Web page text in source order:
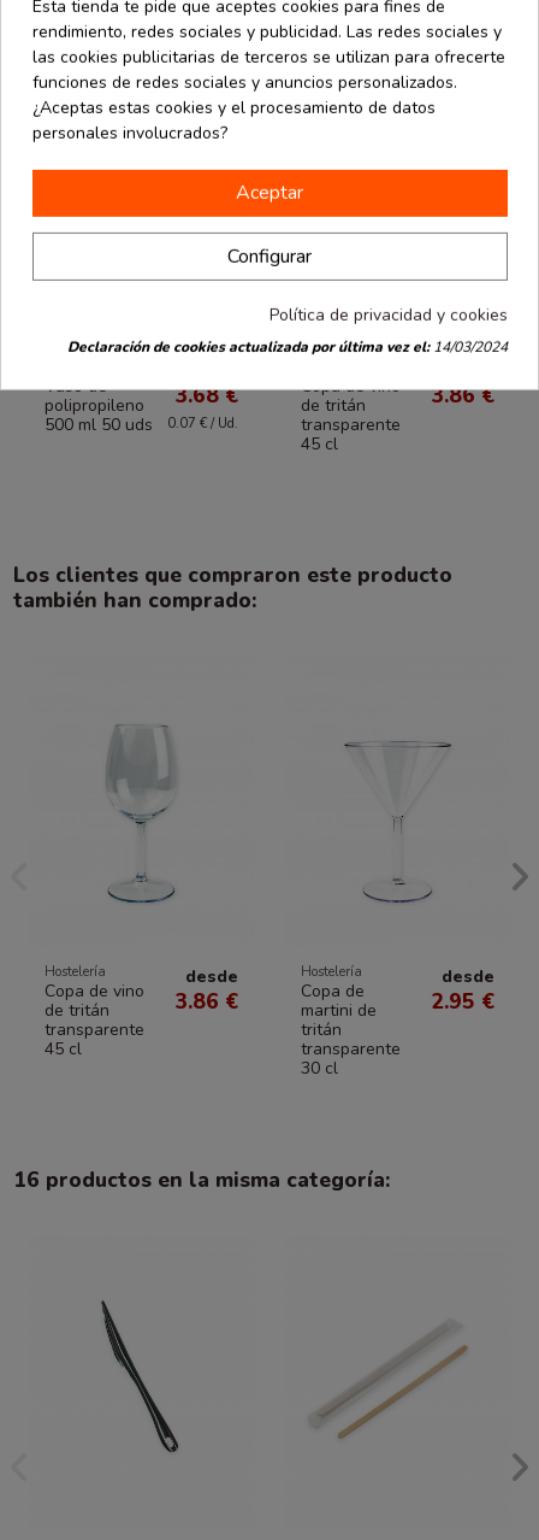
Vaso de
polipropileno
500 ml 50 uds
3.68 €
0.07 € / Ud.
Copa de vino
de tritán
transparente
45 cl
3.86 €
Los clientes que compraron este producto
también han comprado:
Hostelería
Copa de vino
de tritán
transparente
45 cl
desde
3.86 €
Hostelería
Copa de
martini de
tritán
transparente
30 cl
desde
2.95 €
16 productos en la misma categoría:
Esta tienda te pide que aceptes cookies para fines de
rendimiento, redes sociales y publicidad. Las redes sociales y
las cookies publicitarias de terceros se utilizan para ofrecerte
funciones de redes sociales y anuncios personalizados.
¿Aceptas estas cookies y el procesamiento de datos
personales involucrados?
Aceptar
Configurar
Política de privacidad y cookies
Declaración de cookies actualizada por última vez el:14/03/2024